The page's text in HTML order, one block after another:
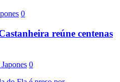
0
reúne centenas
0